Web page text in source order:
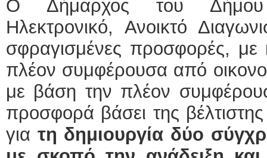
Ο Δήμαρχος του Δήμου
Ηλεκτρονικό, Ανοικτό
σφραγισμένες προσφορές, με
πλέον συμφέρουσα από
με βάση την πλέον
προσφορά βάσει της
για τη δημιουργία δύο